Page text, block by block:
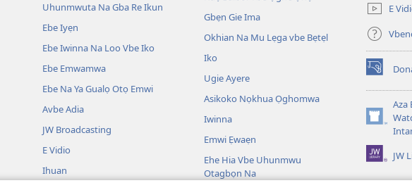
Uhunmwuta Na Gba Re Ikun
Ebe Iyẹn
Ebe Iwinna Na Loo Vbe Iko
Ebe Emwamwa
Ebe Na Ya Gualọ Otọ Emwi
Avbe Adia
JW Broadcasting
E Vidio
Ihuan
Gbẹn Gie Ima
Okhian Na Mu Lẹga vbe Bẹtẹl
Iko
Ugie Ayere
Asikoko Nọkhua Ọghomwa
Iwinna
Emwi Ẹwaẹn
Ehe Hia Vbe Uhunmwu
Otagbọn Na
window)
E
(opens
new
window)
Aza
(opens
window)JW